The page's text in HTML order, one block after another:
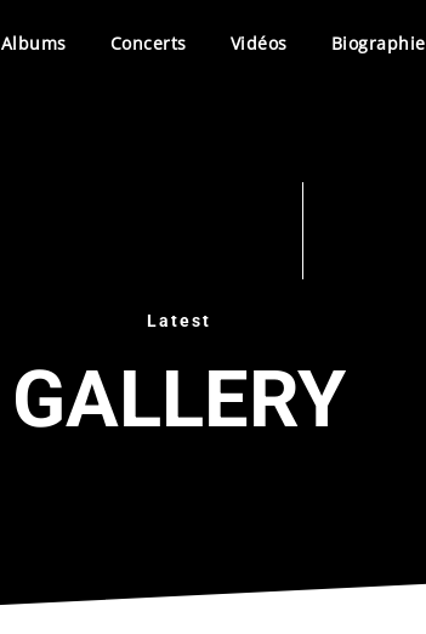
Albums Concerts Vidéos Biographie
Latest
GALLERY